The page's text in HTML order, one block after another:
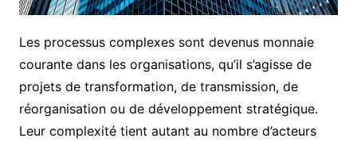
Les processus complexes sont devenus monnaie
courante dans les organisations, qu’il s’agisse de
projets de transformation, de transmission, de
réorganisation ou de développement stratégique.
Leur complexité tient autant au nombre d’acteurs